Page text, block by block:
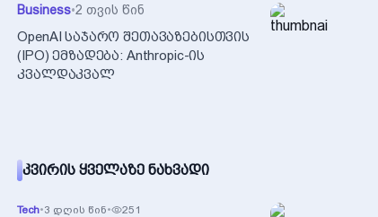
Business•2 თვის წინ
OpenAI საჯარო შეთავაზებისთვის
(IPO) ემზადება: Anthropic-ის
კვალდაკვალ
ᲙᲕᲘᲠᲘᲡ ᲧᲕᲔᲚᲐᲖᲔ ᲜᲐᲮᲕᲐᲓᲘ
Tech•3 დღის წინ• 251